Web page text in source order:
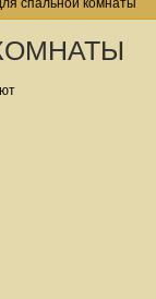
спальной комнаты